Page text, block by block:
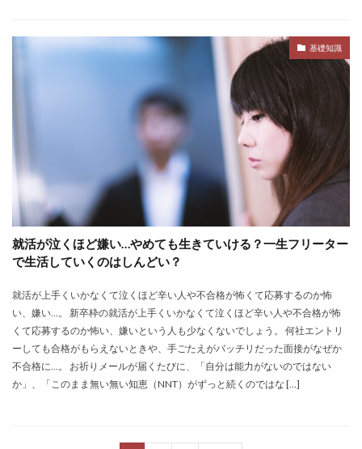
基礎知識
就活が泣くほど嫌い…やめても生きていける？一生フリーター
で生活していくのはしんどい？
就活が上手くいかなくて泣くほど辛い人や不合格が怖くて応募するのか怖
い、嫌い…。 新卒枠の就活が上手くいかなくて泣くほど辛い人や不合格が怖
くて応募するのか怖い、嫌いという人も少なくないでしょう。 何社エントリ
ーしても合格がもらえないときや、手ごたえがバッチリだった面接がなぜか
不合格に…。 お祈りメールが届くたびに、「自分は能力がないのではない
か」、「このまま無い無い知恵（NNT）がずっと続くのではな […]